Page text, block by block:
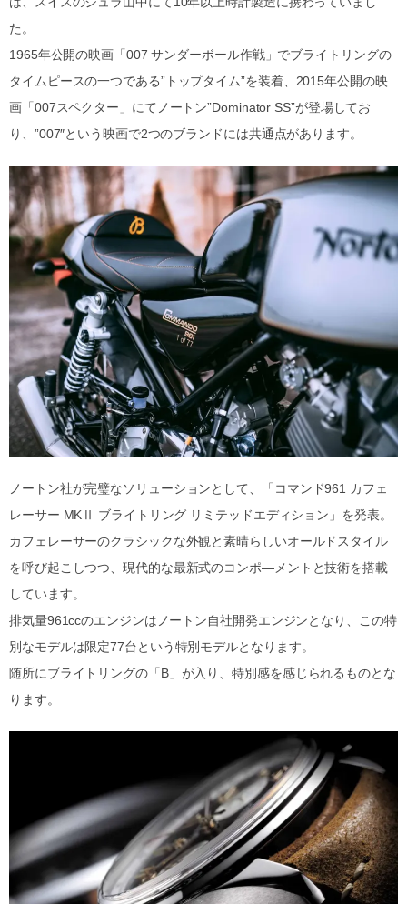
た。
1965年公開の映画「007 サンダーボール作戦」でブライトリングの
タイムピースの一つである”トップタイム”を装着、2015年公開の映
画「007スペクター」にてノートン”Dominator SS”が登場してお
り、”007″という映画で2つのブランドには共通点があります。
ノートン社が完璧なソリューションとして、「コマンド961 カフェ
レーサー MKⅡ ブライトリング リミテッドエディション」を発表。
カフェレーサーのクラシックな外観と素晴らしいオールドスタイル
を呼び起こしつつ、現代的な最新式のコンポ―メントと技術を搭載
しています。
排気量961ccのエンジンはノートン自社開発エンジンとなり、この特
別なモデルは限定77台という特別モデルとなります。
随所にブライトリングの「B」が入り、特別感を感じられるものとな
ります。